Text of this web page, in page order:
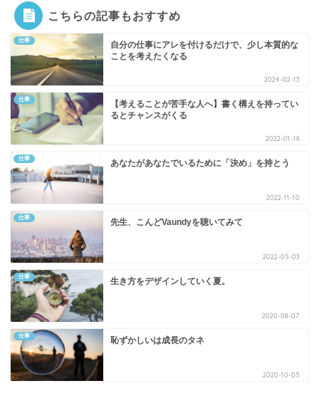
こちらの記事もおすすめ
仕事
自分の仕事にアレを付けるだけで、少し本質的な
ことを考えたくなる
2024-02-13
仕事
【考えることが苦手な人へ】書く構えを持ってい
るとチャンスがくる
2022-01-18
仕事 あなたがあなたでいるために「決め」を持とう
2022-11-10
仕事 先生、こんどVaundyを聴いてみて
2022-05-03
仕事 生き方をデザインしていく夏。
2020-08-07
仕事 恥ずかしいは成長のタネ
2020-10-05